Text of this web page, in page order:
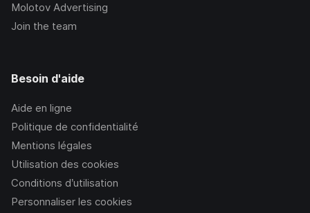
Molotov Advertising
Join the team
Besoin d'aide
Aide en ligne
Politique de confidentialité
Mentions légales
Utilisation des cookies
Conditions d’utilisation
Personnaliser les cookies